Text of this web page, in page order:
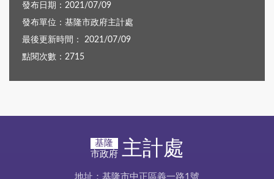
發布日期：2021/07/09
發布單位：基隆市政府主計處
最後更新時間： 2021/07/09
點閱次數：2715
基隆
市政府 主計處
地址：基隆市中正區義一路1號